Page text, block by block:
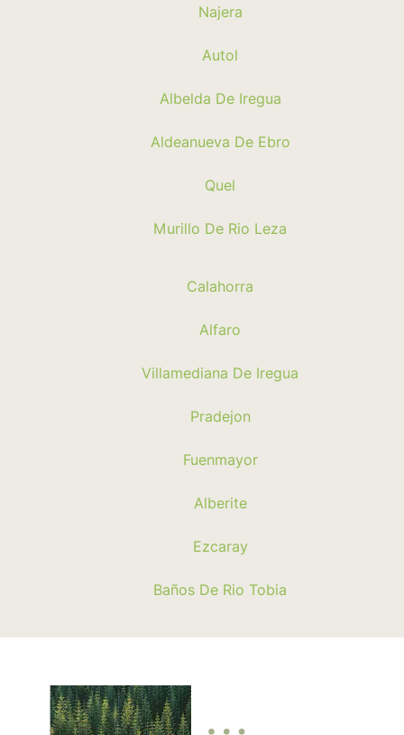
Najera
Autol
Albelda De Iregua
Aldeanueva De Ebro
Quel
Murillo De Rio Leza
Calahorra
Alfaro
Villamediana De Iregua
Pradejon
Fuenmayor
Alberite
Ezcaray
Baños De Rio Tobia